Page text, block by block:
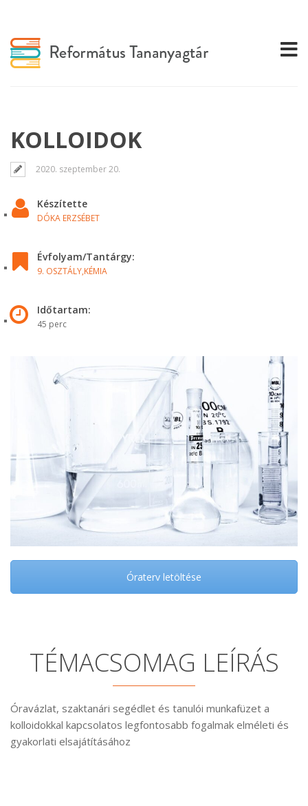
KOLLOIDOK
2020. szeptember 20.
Készítette
DÓKA ERZSÉBET
Évfolyam/Tantárgy:
9. OSZTÁLY,KÉMIA
Időtartam:
45 perc
Óraterv letöltése
TÉMACSOMAG LEÍRÁS
Óravázlat, szaktanári segédlet és tanulói munkafüzet a
kolloidokkal kapcsolatos legfontosabb fogalmak elméleti és
gyakorlati elsajátításához